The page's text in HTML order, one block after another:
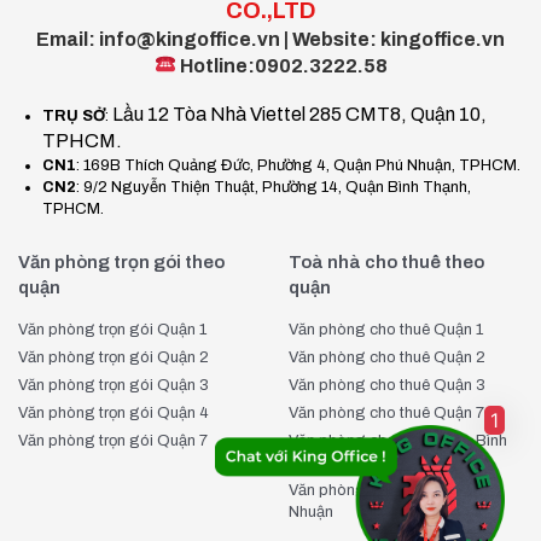
công năng sử dụng cho văn phòng làm việc.
1. Quy mô kết cấu:
Tổng diện tích sử dụng:Tòa nhà có kết cấu bao gồm
tầng hầm và 9 tầng nổi
khá lớn, đáp ứng nhu cầu của nhiều doanh nghiệp cùng
lúc.
tiêu chuẩn, sức chứa lớn, đáp ứng đủ nhu cầu gửi xe máy
cho nhân viên tòa nhà. Đối với xe ô tô, khách hàng có thể
đỗ trước sảnh tùy thời điểm.
Diện tích sàn điển hình:
Mỗi sàn có diện tích khoảng
160m². Tuy nhiên, điểm linh hoạt là chủ đầu tư sẵn sàng
chia nhỏ diện tích thành60m² – 120m²để phù hợp với quy
mô nhân sự của từng công ty.
2. Phong cách thiết kế và chi tiết kỹ thuật:
CO.,LTD
Email: info@kingoffice.vn | Website: kingoffice.vn
Hotline:0902.3222.58
TRỤ SỞ: Lầu 12 Tòa Nhà Viettel 285 CMT8, Quận 10,
TPHCM.
CN1: 169B Thích Quảng Đức, Phường 4, Quận Phú Nhuận, TPHCM.
CN2: 9/2 Nguyễn Thiện Thuật, Phường 14, Quận Bình Thạnh,
TPHCM.
Văn phòng trọn gói theo
quận
Văn phòng trọn gói Quận 1
Văn phòng trọn gói Quận 2
Văn phòng trọn gói Quận 3
Văn phòng trọn gói Quận 4
Văn phòng trọn gói Quận 7
Toà nhà cho thuê theo
quận
Văn phòng cho thuê Quận 1
Văn phòng cho thuê Quận 2
Văn phòng cho thuê Quận 3
Văn phòng cho thuê Quận 7
Văn phòng cho thuê Quận Bình
Thạnh
Văn phòng cho thuê Quận Phú
Nhuận
1